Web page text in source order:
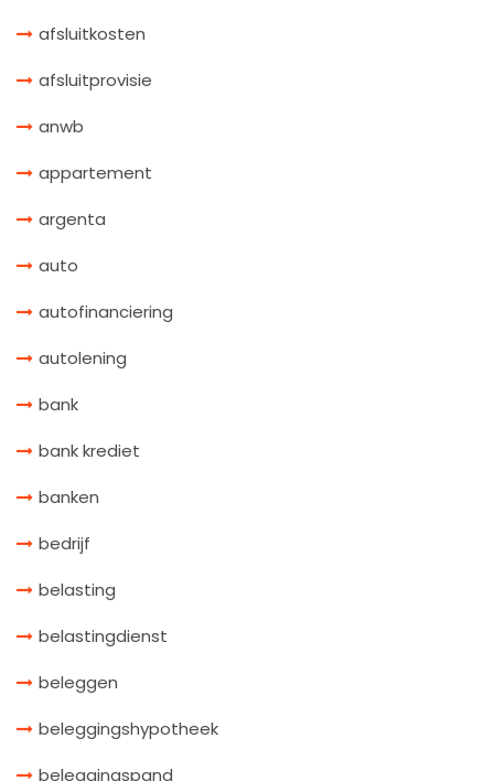
afsluitkosten
afsluitprovisie
anwb
appartement
argenta
auto
autofinanciering
autolening
bank
bank krediet
banken
bedrijf
belasting
belastingdienst
beleggen
beleggingshypotheek
beleggingspand